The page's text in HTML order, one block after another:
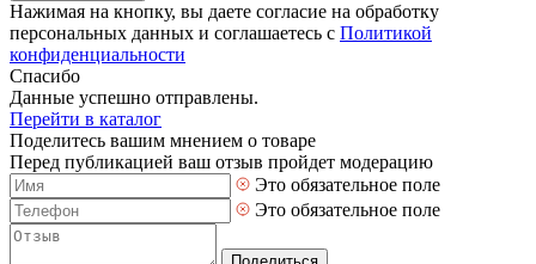
Нажимая на кнопку, вы даете согласие на обработку
персональных данных и соглашаетесь с Политикой
конфиденциальности
Спасибо
Данные успешно отправлены.
Перейти в каталог
Поделитесь вашим мнением о товаре
Перед публикацией ваш отзыв пройдет модерацию
Это обязательное поле
Это обязательное поле